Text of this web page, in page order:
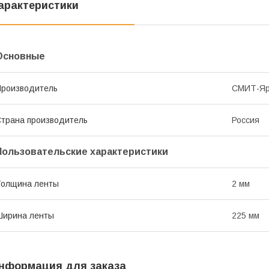
СМИТ-
производитель Россия
характеристики
ленты 2 мм
ленты 225 мм
для заказа